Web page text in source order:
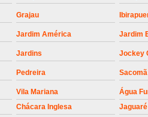
Empresa para
Empresa para
Empresa para
Empresa para
Empresa para
Grajau
Jardim América Jardim
Jardins Jockey
Pedreira Sacomã
Vila Mariana
Água
Chácara Inglesa Jaguaré